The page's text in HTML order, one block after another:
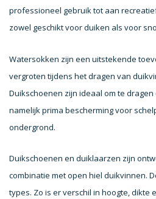
professioneel gebruik tot aan
zowel geschikt voor duiken als voor
Watersokken zijn een uitstekende
vergroten tijdens het dragen van
Duikschoenen zijn ideaal om te
namelijk prima bescherming voor
ondergrond.
Duikschoenen en duiklaarzen zijn
combinatie met open hiel duikvinnen.
types. Zo is er verschil in hoogte, dikte